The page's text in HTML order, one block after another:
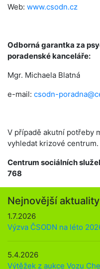
Web: www.csodn.cz
Odborná garantka za
poradenské kanceláře:
Mgr. Michaela Blatná
e-mail: csodn-
V případě akutní potřeby
vyhledat krizové centrum.
Centrum sociálních
768
Nejnovější aktuality
1.7.2026
Výzva ČSODN na léto
5.4.2026
Výtěžek z aukce Vozu